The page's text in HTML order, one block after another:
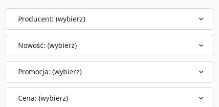
Producent: (wybierz)
Cena: (wybierz)
Nowość: (wybierz)
Promocja: (wybierz)